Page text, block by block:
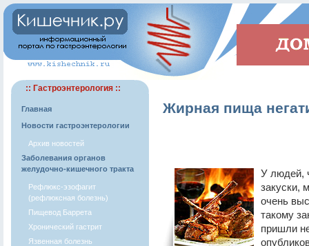
:: Гастроэнтерология ::
Главная
Новости гастроэнтерологии
Архив новостей
Заболевания органов
желудочно-кишечного тракта
Рефлюкс-эзофагит
(рефлюксная болезнь)
Пищевод Баррета
Хронический гастрит
Язвенная болезнь
Жирная пища
У людей,
закуски,
очень
такому
пришли